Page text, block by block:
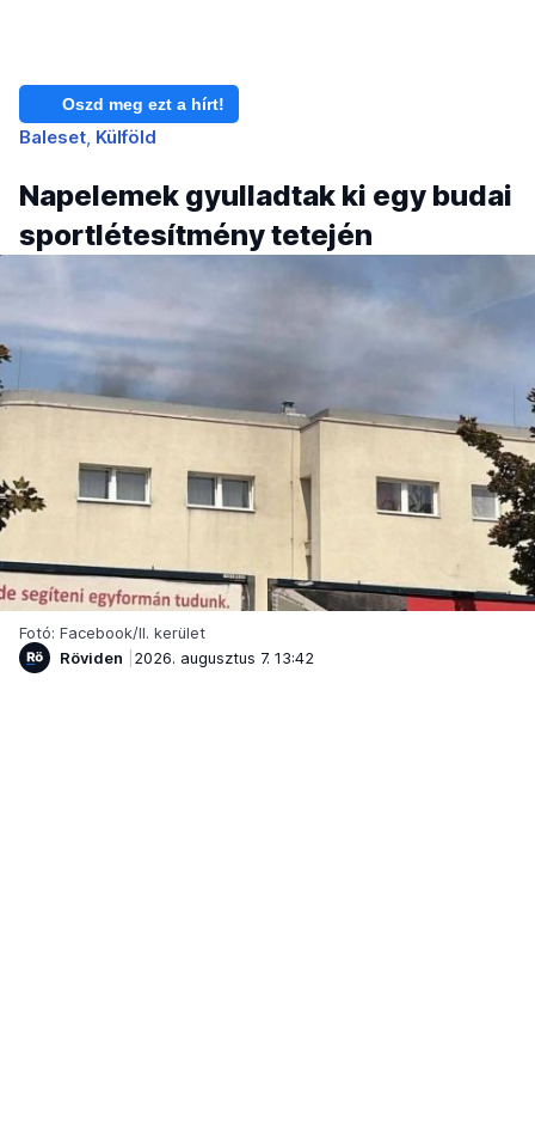
Oszd meg ezt a hírt!
Baleset Külföld
Napelemek gyulladtak ki egy budai
sportlétesítmény tetején
Fotó: Facebook/II. kerület
Röviden
2026. augusztus 7. 13:42